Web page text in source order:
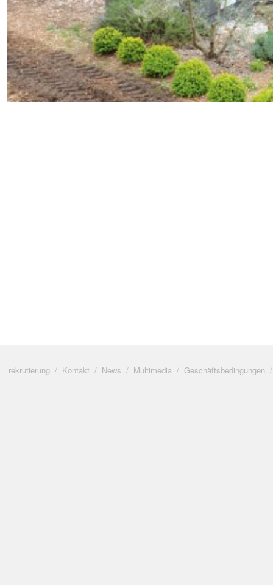
rekrutierung Kontakt News Multimedia Geschäftsbedingungen